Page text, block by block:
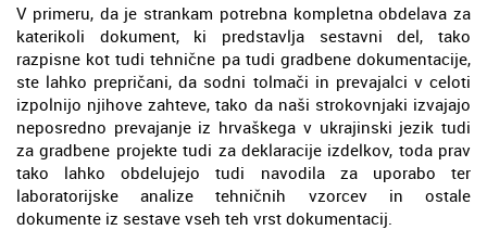
V primeru, da je strankam potrebna kompletna obdelava za
katerikoli dokument, ki predstavlja sestavni del, tako
razpisne kot tudi tehnične pa tudi gradbene dokumentacije,
ste lahko prepričani, da sodni tolmači in prevajalci v celoti
izpolnijo njihove zahteve, tako da naši strokovnjaki izvajajo
neposredno prevajanje iz hrvaškega v ukrajinski jezik tudi
za gradbene projekte tudi za deklaracije izdelkov, toda prav
tako lahko obdelujejo tudi navodila za uporabo ter
laboratorijske analize tehničnih vzorcev in ostale
dokumente iz sestave vseh teh vrst dokumentacij.